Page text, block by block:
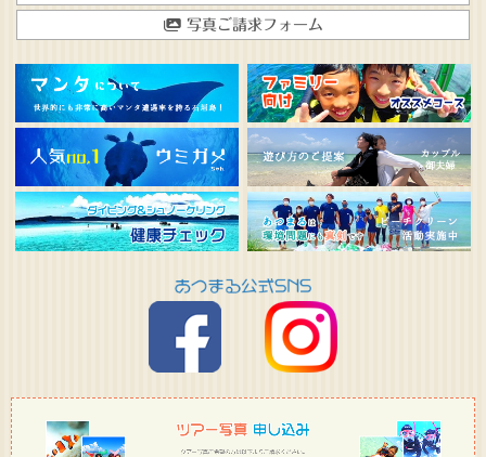
写真ご請求フォーム